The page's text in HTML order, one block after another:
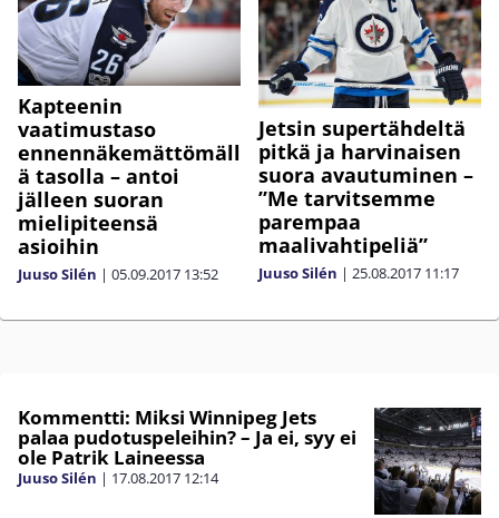
Kapteenin
vaatimustaso
ennennäkemättömäll
ä tasolla – antoi
jälleen suoran
mielipiteensä
asioihin
Juuso Silén | 05.09.2017 13:52
Jetsin supertähdeltä
pitkä ja harvinaisen
suora avautuminen –
”Me tarvitsemme
parempaa
maalivahtipeliä”
Juuso Silén | 25.08.2017 11:17
Kommentti: Miksi Winnipeg Jets
palaa pudotuspeleihin? – Ja ei, syy ei
ole Patrik Laineessa
Juuso Silén | 17.08.2017 12:14